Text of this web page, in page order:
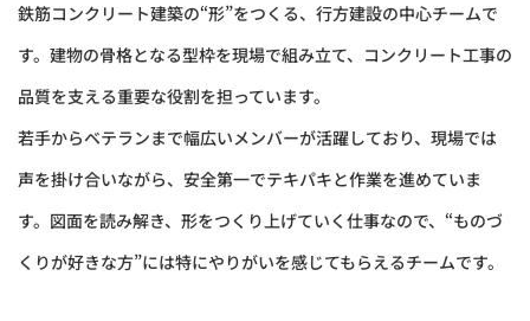
鉄筋コンクリート建築の“形”をつくる、行方建設の中心チームで
す。建物の骨格となる型枠を現場で組み立て、コンクリート工事の
品質を支える重要な役割を担っています。
若手からベテランまで幅広いメンバーが活躍しており、現場では
声を掛け合いながら、安全第一でテキパキと作業を進めていま
す。図面を読み解き、形をつくり上げていく仕事なので、“ものづ
くりが好きな方”には特にやりがいを感じてもらえるチームです。